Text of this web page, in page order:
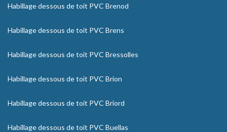
Habillage dessous de toit PVC Brenod
Habillage dessous de toit PVC Brens
Habillage dessous de toit PVC Bressolles
Habillage dessous de toit PVC Brion
Habillage dessous de toit PVC Briord
Habillage dessous de toit PVC Buellas